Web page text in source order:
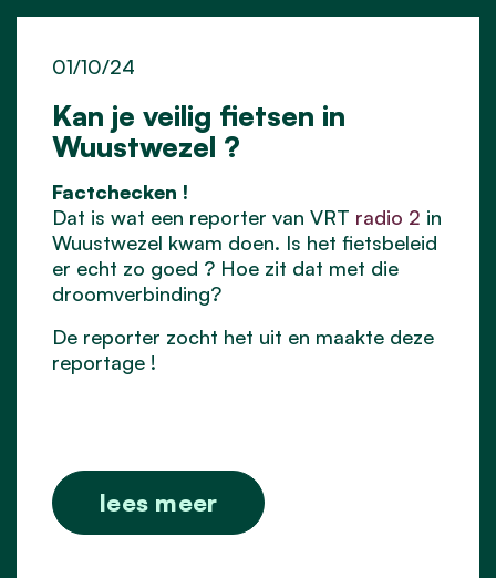
Kan je veilig fietsen in
Wuustwezel ?
01/10/24
Factchecken !
Dat is wat een reporter van VRT radio 2 in
Wuustwezel kwam doen. Is het fietsbeleid
er echt zo goed ? Hoe zit dat met die
droomverbinding?
De reporter zocht het uit en maakte deze
reportage !
lees meer